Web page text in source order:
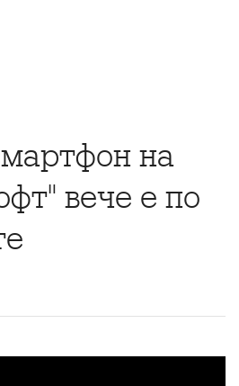
на
вече е по